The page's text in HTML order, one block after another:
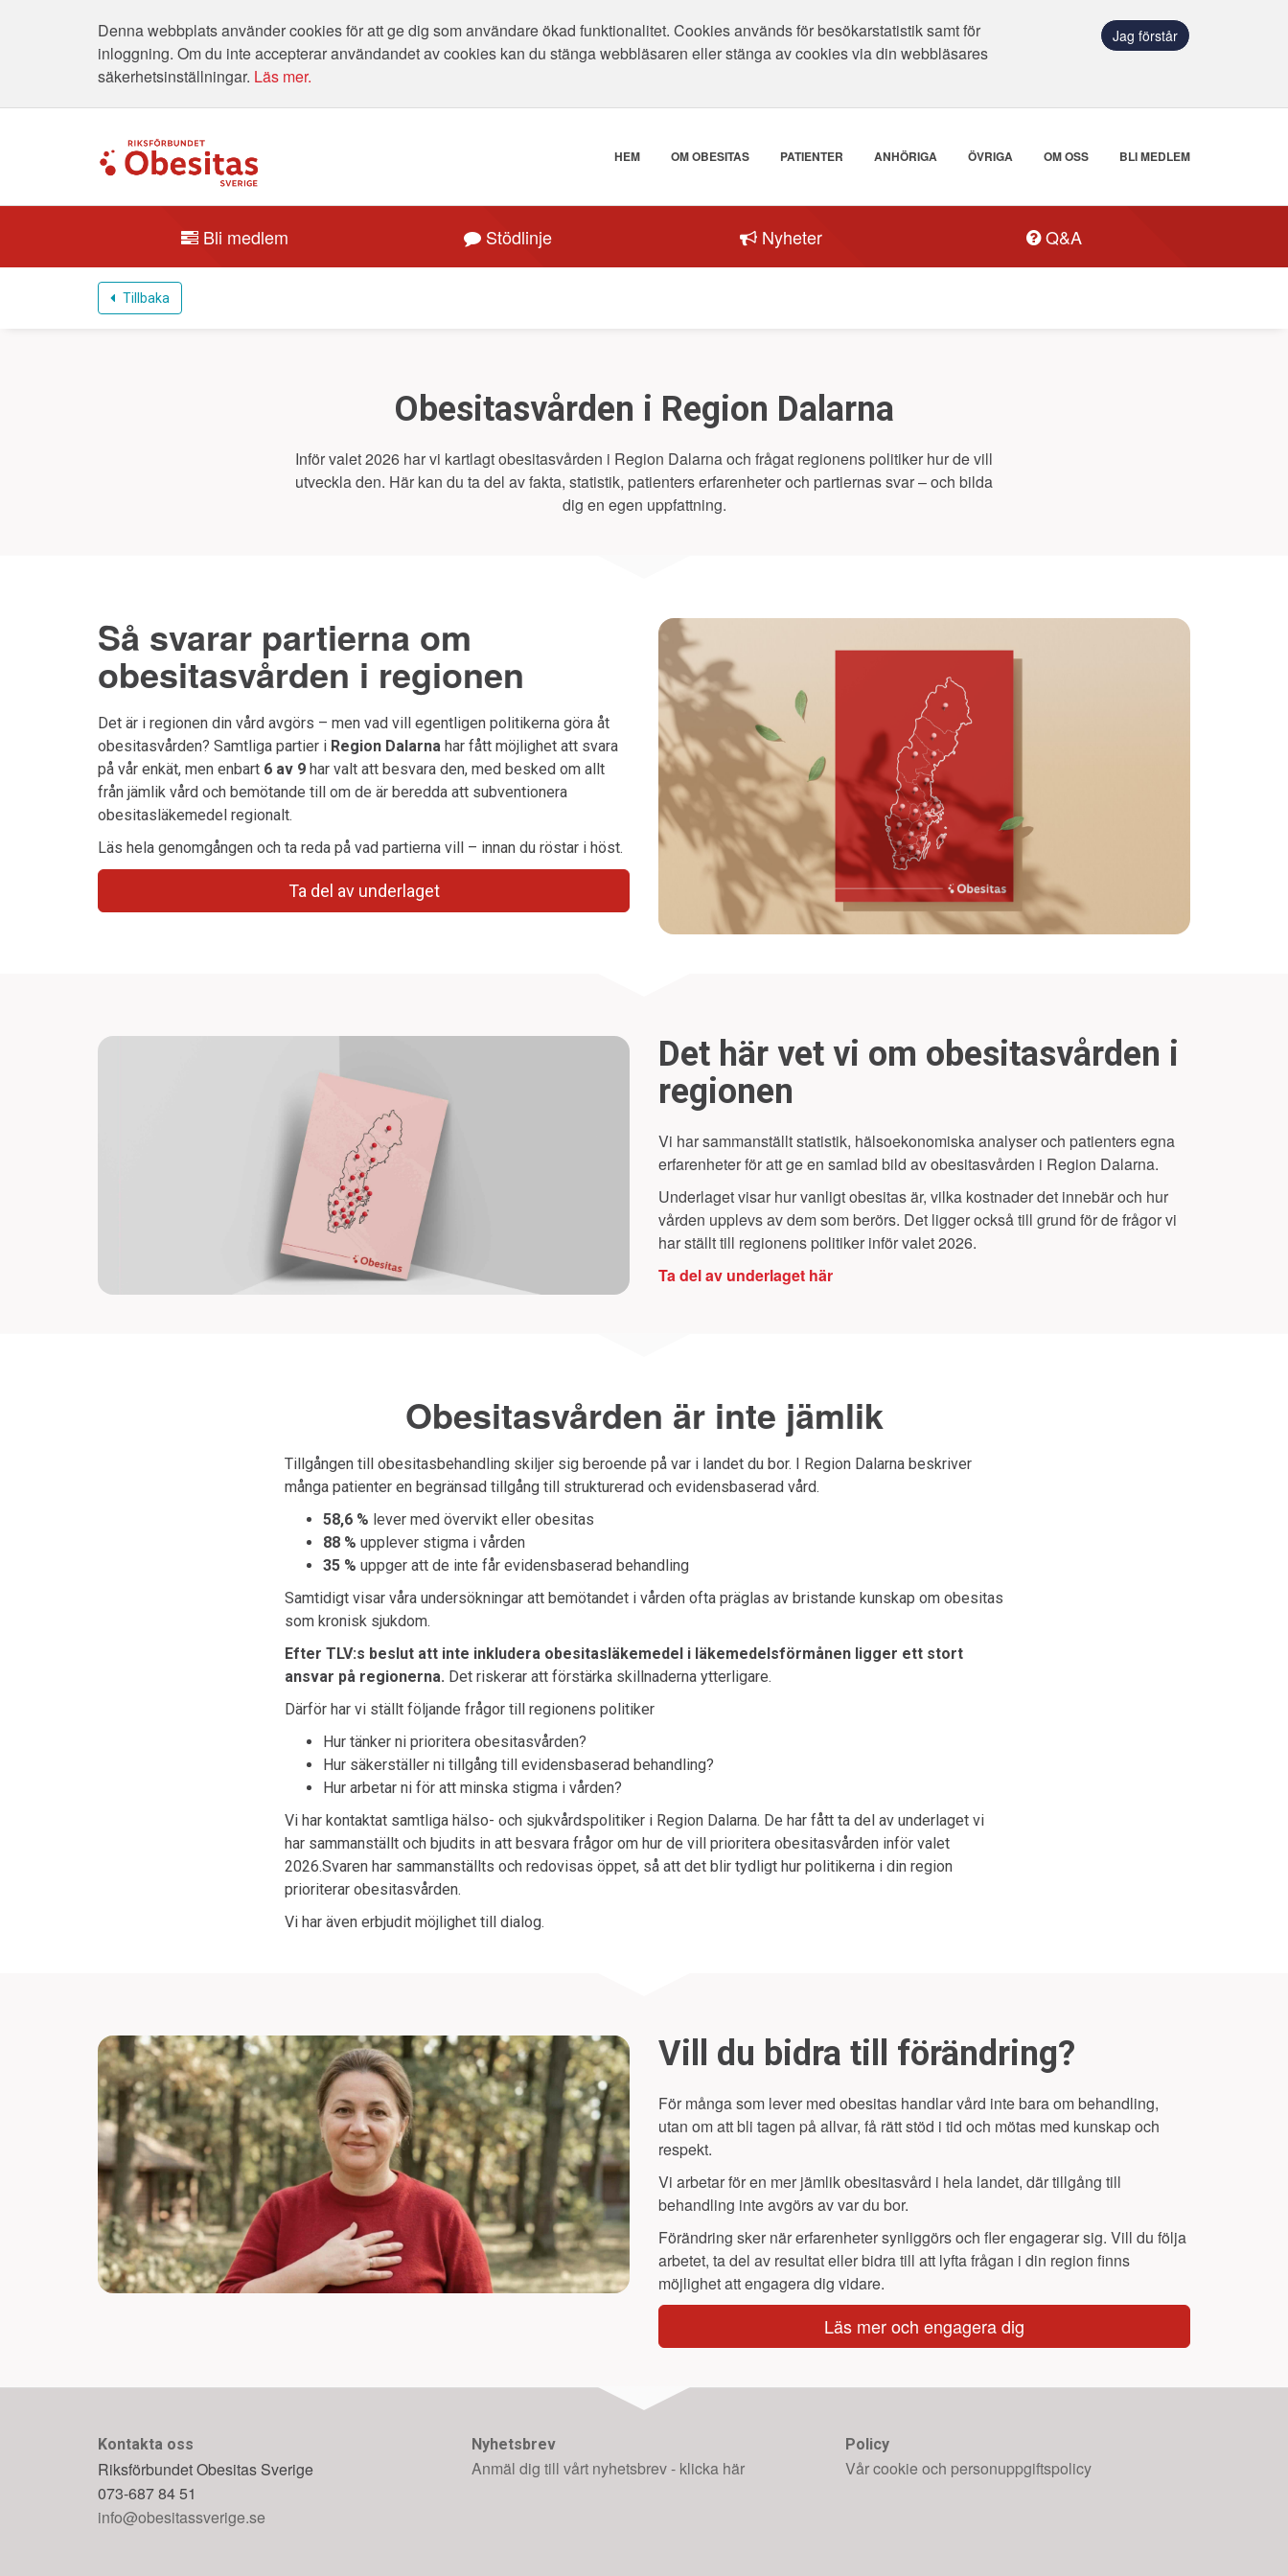
Denna webbplats använder cookies för att ge dig som användare ökad funktionalitet. Cookies används för besökarstatistik samt för
inloggning. Om du inte accepterar användandet av cookies kan du stänga webbläsaren eller stänga av cookies via din webbläsares
säkerhetsinställningar. Läs mer.
Jag förstår
HEM OM OBESITAS PATIENTER ANHÖRIGA ÖVRIGA OM OSS BLI MEDLEM
Bli medlem Stödlinje Nyheter Q&A
Tillbaka
Obesitasvården i Region Dalarna
Inför valet 2026 har vi kartlagt obesitasvården i Region Dalarna och frågat regionens politiker hur de vill
utveckla den. Här kan du ta del av fakta, statistik, patienters erfarenheter och partiernas svar – och bilda
dig en egen uppfattning.
Så svarar partierna om
obesitasvården i regionen
Det är i regionen din vård avgörs – men vad vill egentligen politikerna göra åt
obesitasvården? Samtliga partier i Region Dalarna har fått möjlighet att svara
på vår enkät, men enbart 6 av 9 har valt att besvara den, med besked om allt
från jämlik vård och bemötande till om de är beredda att subventionera
obesitasläkemedel regionalt.
Läs hela genomgången och ta reda på vad partierna vill – innan du röstar i höst.
Ta del av underlaget
Det här vet vi om obesitasvården i
regionen
Vi har sammanställt statistik, hälsoekonomiska analyser och patienters egna
erfarenheter för att ge en samlad bild av obesitasvården i Region Dalarna.
Underlaget visar hur vanligt obesitas är, vilka kostnader det innebär och hur
vården upplevs av dem som berörs. Det ligger också till grund för de frågor vi
har ställt till regionens politiker inför valet 2026.
Ta del av underlaget här
Obesitasvården är inte jämlik
Tillgången till obesitasbehandling skiljer sig beroende på var i landet du bor. I Region Dalarna beskriver
många patienter en begränsad tillgång till strukturerad och evidensbaserad vård.
58,6 % lever med övervikt eller obesitas
88 % upplever stigma i vården
35 % uppger att de inte får evidensbaserad behandling
Samtidigt visar våra undersökningar att bemötandet i vården ofta präglas av bristande kunskap om obesitas
som kronisk sjukdom.
Efter TLV:s beslut att inte inkludera obesitasläkemedel i läkemedelsförmånen ligger ett stort
ansvar på regionerna. Det riskerar att förstärka skillnaderna ytterligare.
Därför har vi ställt följande frågor till regionens politiker
Hur tänker ni prioritera obesitasvården?
Hur säkerställer ni tillgång till evidensbaserad behandling?
Hur arbetar ni för att minska stigma i vården?
Vi har kontaktat samtliga hälso- och sjukvårdspolitiker i Region Dalarna. De har fått ta del av underlaget vi
har sammanställt och bjudits in att besvara frågor om hur de vill prioritera obesitasvården inför valet
2026.Svaren har sammanställts och redovisas öppet, så att det blir tydligt hur politikerna i din region
prioriterar obesitasvården.
Vi har även erbjudit möjlighet till dialog.
Vill du bidra till förändring?
För många som lever med obesitas handlar vård inte bara om behandling,
utan om att bli tagen på allvar, få rätt stöd i tid och mötas med kunskap och
respekt.
Vi arbetar för en mer jämlik obesitasvård i hela landet, där tillgång till
behandling inte avgörs av var du bor.
Förändring sker när erfarenheter synliggörs och fler engagerar sig. Vill du följa
arbetet, ta del av resultat eller bidra till att lyfta frågan i din region finns
möjlighet att engagera dig vidare.
Läs mer och engagera dig
Kontakta oss
Riksförbundet Obesitas Sverige
073-687 84 51
info@obesitassverige.se
Nyhetsbrev
Anmäl dig till vårt nyhetsbrev - klicka här
Policy
Vår cookie och personuppgiftspolicy